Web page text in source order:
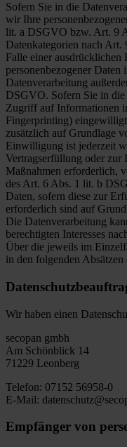
Sofern Sie in die
wir Ihre
lit. a DSGVO bzw. Art. 9
Datenkategorien nach
Falle einer
personenbezogener
Datenverarbeitung
DSGVO. Sofern Sie in
Zugriff auf Informationen
Fingerprinting)
zusätzlich auf Grundlage
Einwilligung ist jederzeit
Vertragserfüllung oder
Maßnahmen erforderlich,
des Art. 6 Abs. 1 lit. b
Daten, sofern diese zur
erforderlich sind auf
Die Datenverarbeitung
berechtigten Interesses
Über die jeweils im
in den folgenden
Wir haben einen
secopan gmbh
Am Schönblick 14
71229 Leonberg
Telefon: 07152 56958-0
E-Mail:
Empfänger von